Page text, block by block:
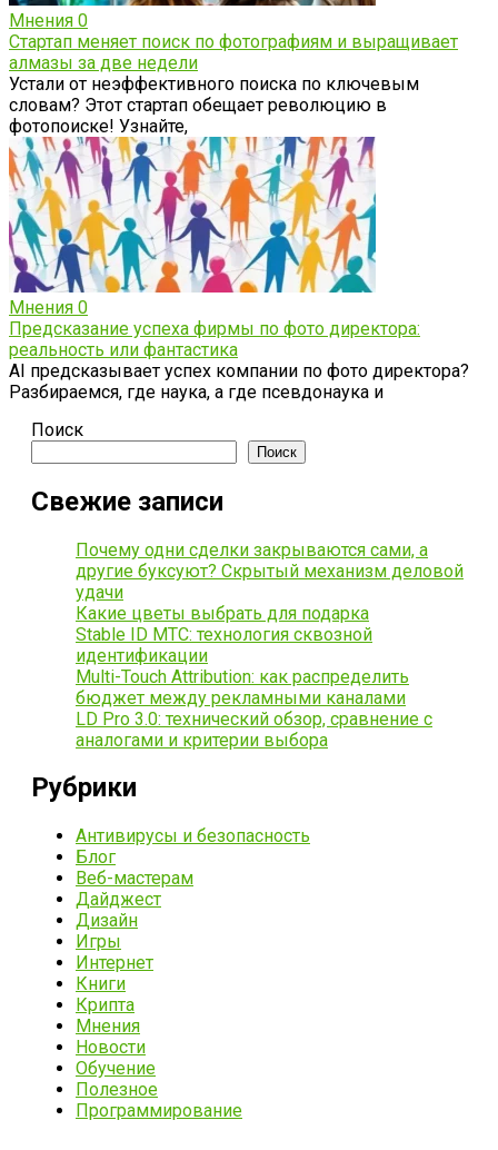
Мнения 0
Стартап меняет поиск по фотографиям и выращивает
алмазы за две недели
Устали от неэффективного поиска по ключевым
словам? Этот стартап обещает революцию в
фотопоиске! Узнайте,
Мнения 0
Предсказание успеха фирмы по фото директора:
реальность или фантастика
AI предсказывает успех компании по фото директора?
Разбираемся, где наука, а где псевдонаука и
Поиск
Поиск
Свежие записи
Почему одни сделки закрываются сами, а
другие буксуют? Скрытый механизм деловой
удачи
Какие цветы выбрать для подарка
Stable ID МТС: технология сквозной
идентификации
Multi-Touch Attribution: как распределить
бюджет между рекламными каналами
LD Pro 3.0: технический обзор, сравнение с
аналогами и критерии выбора
Рубрики
Антивирусы и безопасность
Блог
Веб-мастерам
Дайджест
Дизайн
Игры
Интернет
Книги
Крипта
Мнения
Новости
Обучение
Полезное
Программирование